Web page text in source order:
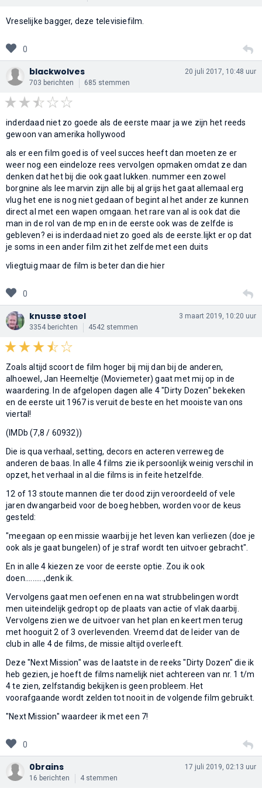
Vreselijke bagger, deze televisiefilm.
0
blackwolves
703 berichten 685 stemmen
20 juli 2017, 10:48 uur
inderdaad niet zo goede als de eerste maar ja we zijn het reeds
gewoon van amerika hollywood
als er een film goed is of veel succes heeft dan moeten ze er
weer nog een eindeloze rees vervolgen opmaken omdat ze dan
denken dat het bij die ook gaat lukken. nummer een zowel
borgnine als lee marvin zijn alle bij al grijs het gaat allemaal erg
vlug het ene is nog niet gedaan of begint al het ander ze kunnen
direct al met een wapen omgaan. het rare van al is ook dat die
man in de rol van de mp en in de eerste ook was de zelfde is
gebleven? ei is inderdaad niet zo goed als de eerste.lijkt er op dat
je soms in een ander film zit het zelfde met een duits
vliegtuig maar de film is beter dan die hier
0
knusse stoel
3354 berichten 4542 stemmen
3 maart 2019, 10:20 uur
Zoals altijd scoort de film hoger bij mij dan bij de anderen,
alhoewel, Jan Heemeltje (Moviemeter) gaat met mij op in de
waardering. In de afgelopen dagen alle 4 "Dirty Dozen" bekeken
en de eerste uit 1967 is veruit de beste en het mooiste van ons
viertal!
(IMDb (7,8 / 60932))
Die is qua verhaal, setting, decors en acteren verreweg de
anderen de baas. In alle 4 films zie ik persoonlijk weinig verschil in
opzet, het verhaal in al die films is in feite hetzelfde.
12 of 13 stoute mannen die ter dood zijn veroordeeld of vele
jaren dwangarbeid voor de boeg hebben, worden voor de keus
gesteld:
"meegaan op een missie waarbij je het leven kan verliezen (doe je
ook als je gaat bungelen) of je straf wordt ten uitvoer gebracht".
En in alle 4 kiezen ze voor de eerste optie. Zou ik ook
doen..........,denk ik.
Vervolgens gaat men oefenen en na wat strubbelingen wordt
men uiteindelijk gedropt op de plaats van actie of vlak daarbij.
Vervolgens zien we de uitvoer van het plan en keert men terug
met hooguit 2 of 3 overlevenden. Vreemd dat de leider van de
club in alle 4 de films, de missie altijd overleeft.
Deze "Next Mission" was de laatste in de reeks "Dirty Dozen" die ik
heb gezien, je hoeft de films namelijk niet achtereen van nr. 1 t/m
4 te zien, zelfstandig bekijken is geen probleem. Het
voorafgaande wordt zelden tot nooit in de volgende film gebruikt.
"Next Mission" waardeer ik met een 7!
0
0brains
16 berichten 4 stemmen
17 juli 2019, 02:13 uur